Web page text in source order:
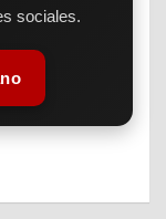
sociales.